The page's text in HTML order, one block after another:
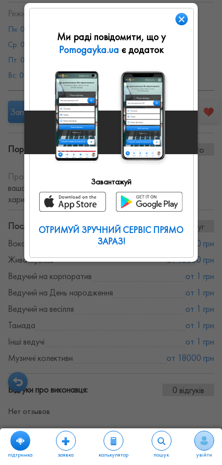
Режим работы:
Пн: 09:00 - 23:00
Ср: 09:00 - 23:00
Чт: 09:00 - 23:00
Пт: 09:00 - 23:00
Вс: 09:00 - 23:00
Запропонувати роботу
Портфоліо винаних робіт: 0 фото
Про себе:
Надаємо послуги з музичного офрмлення
вашого заходу. Великий репертуар, жива музика,
харизматичний ведучий.
Послуги та ціни:
8послуг
Вокалісти
от 18000 грн
Жива музика
от 18000 грн
Ведучий на корпоратив
от 1 грн
Ведучий на День народження
от 1 грн
Ведучий на весілля
от 1 грн
Тамада
от 1 грн
Інші ведучі
от 1 грн
Музичні колективи
от 18000 грн
Відгуки про виконавця: 0 відгуків
Нет отзывов
підтримка заявка калькулятор пошук увійти
Ми раді повідомити, що у
Pomogayka.ua є додаток
Завантажуй
ОТРИМУЙ ЗРУЧНИЙ СЕРВІС ПРЯМО
ЗАРАЗ!